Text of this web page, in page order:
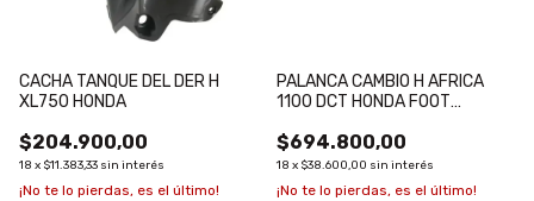
CACHA TANQUE DEL DER H
XL750 HONDA
$204.900,00
18 x $11.383,33 sin interés
¡No te lo pierdas, es el último!
PALANCA CAMBIO H AFRICA
1100 DCT HONDA FOOT
$694.800,00
18 x $38.600,00 sin interés
¡No te lo pierdas, es el último!